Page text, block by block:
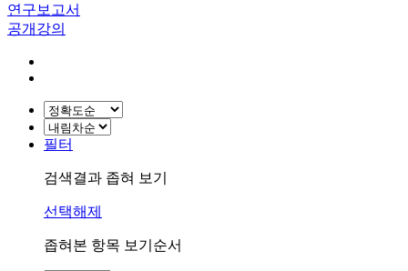
연구보고서
공개강의
필터
검색결과 좁혀 보기
선택해제
좁혀본 항목 보기순서